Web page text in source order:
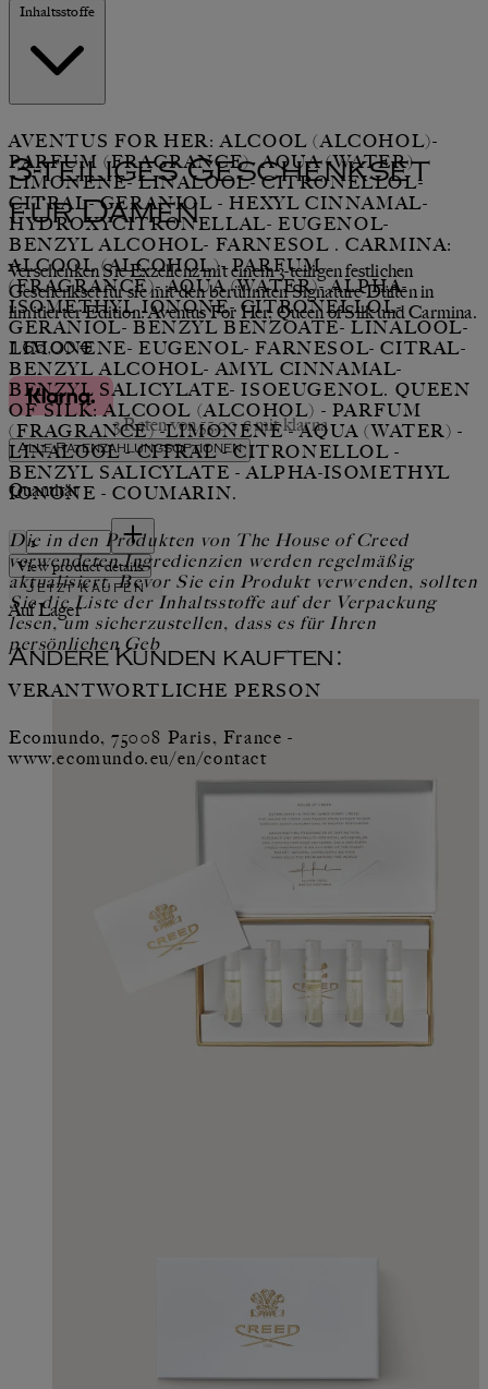
Inhaltsstoffe
AVENTUS FOR HER: ALCOOL (ALCOHOL)-
PARFUM (FRAGRANCE)- AQUA (WATER)-
LIMONENE- LINALOOL- CITRONELLOL-
CITRAL- GERANIOL - HEXYL CINNAMAL-
HYDROXYCITRONELLAL- EUGENOL-
BENZYL ALCOHOL- FARNESOL . CARMINA:
ALCOOL (ALCOHOL)- PARFUM
(FRAGRANCE)- AQUA (WATER)- ALPHA-
ISOMETHYL IONONE- CITRONELLOL-
GERANIOL- BENZYL BENZOATE- LINALOOL-
LIMONENE- EUGENOL- FARNESOL- CITRAL-
BENZYL ALCOHOL- AMYL CINNAMAL-
BENZYL SALICYLATE- ISOEUGENOL. QUEEN
OF SILK: ALCOOL (ALCOHOL) - PARFUM
(FRAGRANCE) -LIMONENE - AQUA (WATER) -
LINALOOL - CITRAL - CITRONELLOL -
BENZYL SALICYLATE - ALPHA-ISOMETHYL
IONONE - COUMARIN.
Die in den Produkten von The House of Creed
verwendeten Ingredienzien werden regelmäßig
aktualisiert. Bevor Sie ein Produkt verwenden, sollten
Sie die Liste der Inhaltsstoffe auf der Verpackung
lesen, um sicherzustellen, dass es für Ihren
persönlichen Geb
VERANTWORTLICHE PERSON
Ecomundo, 75008 Paris, France -
www.ecomundo.eu/en/contact
3-teiliges Geschenkset
für Damen
Verschenken Sie Exzellenz mit einem 3-teiligen festlichen
Geschenkset für sie mit den berühmten Signature-Düften in
limitierter Edition: Aventus For Her, Queen of Silk und Carmina.
Aktueller Preis: 165,00 €.
165,00 €
3 Raten von 55,00 € mit klarna
Alle Ratenzahlungsoptionen
Quantität
Quantität
View product details
Jetzt kaufen
Auf Lager
Andere Kunden kauften: